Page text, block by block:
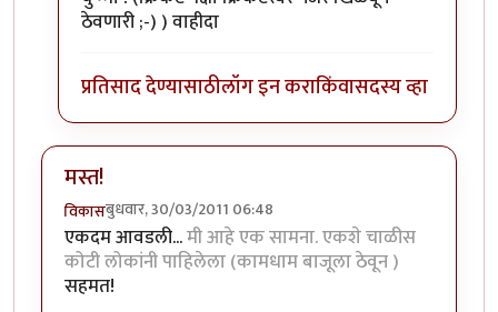
ठेवणारी ;-) ) वाहीदा
प्रतिसाद देण्यासाठीलॉग इन कराकिंवासदस्य व्हा
मस्त!
विकासबुधवार, 30/03/2011 06:48
एकदम आवडली...मी आहे एक सामना. एकशे चाळीस
कोटी लोकांनी पाहिलेला (कामधाम बाजूला ठेवून )
सहमत!